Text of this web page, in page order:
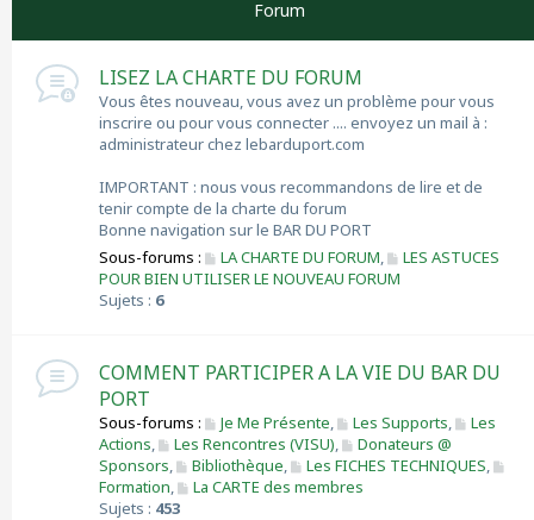
Forum
LISEZ LA CHARTE DU FORUM
Vous êtes nouveau, vous avez un problème pour vous
inscrire ou pour vous connecter .... envoyez un mail à :
administrateur chez lebarduport.com
IMPORTANT : nous vous recommandons de lire et de
tenir compte de la charte du forum
Bonne navigation sur le BAR DU PORT
Sous-forums :
LA CHARTE DU FORUM,
LES ASTUCES
POUR BIEN UTILISER LE NOUVEAU FORUM
Sujets : 6
COMMENT PARTICIPER A LA VIE DU BAR DU
PORT
Sous-forums : Je Me Présente, Les Supports,
Les
Actions, Les Rencontres (VISU),
Donateurs @
Sponsors, Bibliothèque, Les FICHES TECHNIQUES,
Formation,
La CARTE des membres
Sujets : 453